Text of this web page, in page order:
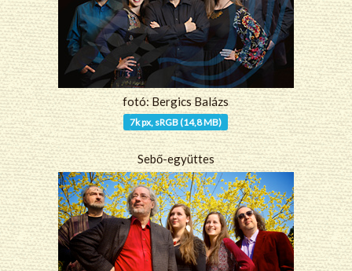
fotó: Bergics Balázs
7k px, sRGB (14,8 MB)
Sebő-együttes